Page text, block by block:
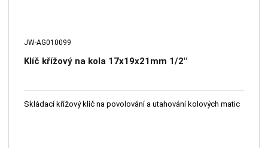
JW-AG010099
Klíč křížový na kola 17x19x21mm 1/2"
Skládací křížový klíč na povolování a utahování kolových matic